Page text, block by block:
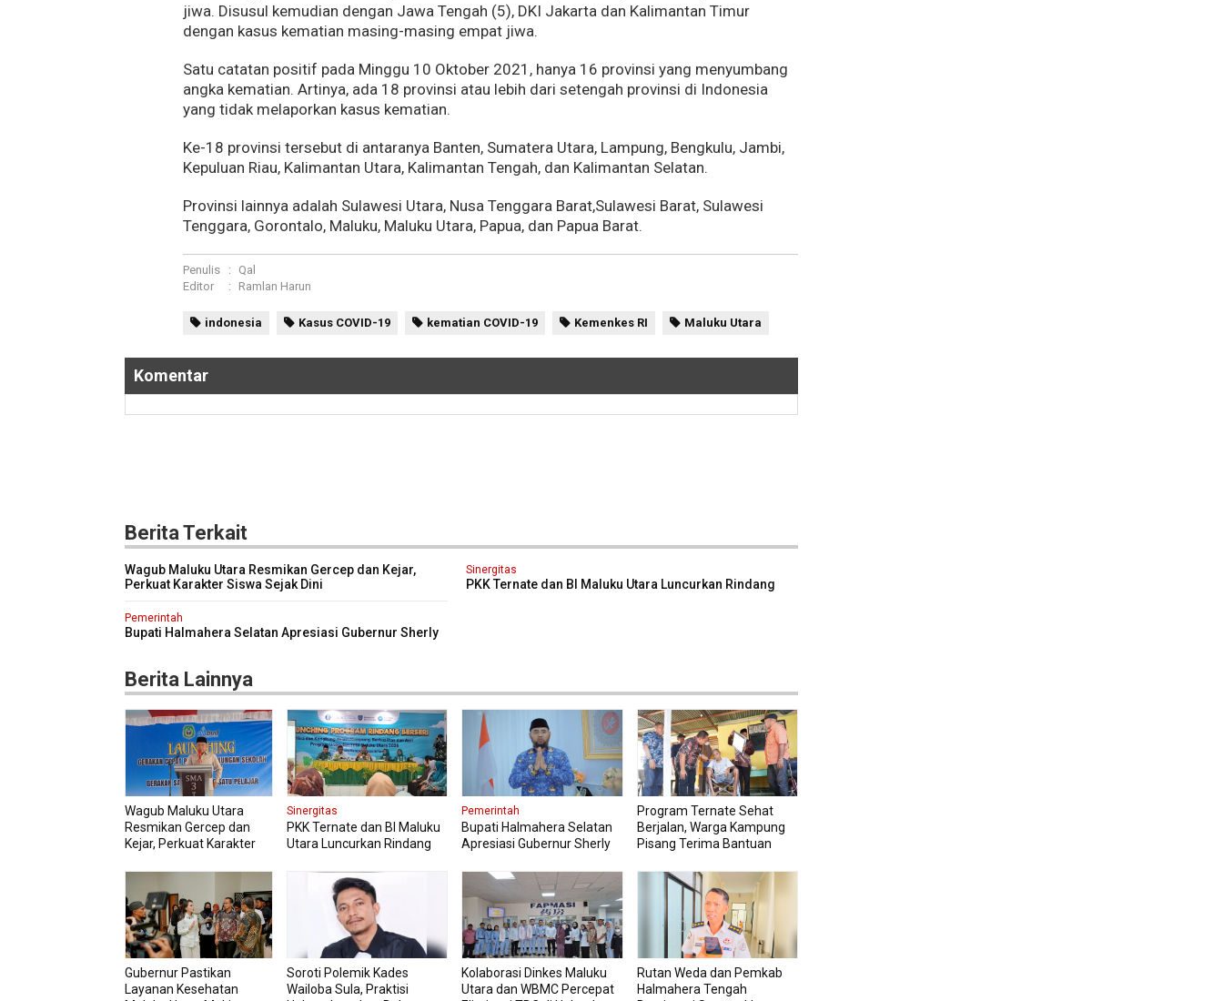
jiwa. Disusul kemudian dengan Jawa Tengah (5), DKI Jakarta dan Kalimantan Timur
dengan kasus kematian masing-masing empat jiwa.
Satu catatan positif pada Minggu 10 Oktober 2021, hanya 16 provinsi yang menyumbang
angka kematian. Artinya, ada 18 provinsi atau lebih dari setengah provinsi di Indonesia
yang tidak melaporkan kasus kematian.
Ke-18 provinsi tersebut di antaranya Banten, Sumatera Utara, Lampung, Bengkulu, Jambi,
Kepuluan Riau, Kalimantan Utara, Kalimantan Tengah, dan Kalimantan Selatan.
Provinsi lainnya adalah Sulawesi Utara, Nusa Tenggara Barat,Sulawesi Barat, Sulawesi
Tenggara, Gorontalo, Maluku, Maluku Utara, Papua, dan Papua Barat.
Penulis :
Qal
Editor
: Ramlan Harun
indonesia Kasus COVID-19 kematian COVID-19 Kemenkes RI Maluku Utara
Komentar
Berita Terkait
Wagub Maluku Utara Resmikan Gercep dan Kejar,
Perkuat Karakter Siswa Sejak Dini
Sinergitas
PKK Ternate dan BI Maluku Utara Luncurkan Rindang
Pemerintah
Bupati Halmahera Selatan Apresiasi Gubernur Sherly
Berita Lainnya
Wagub Maluku Utara
Resmikan Gercep dan
Kejar, Perkuat Karakter
Sinergitas
PKK Ternate dan BI Maluku
Utara Luncurkan Rindang
Pangan
Pemerintah
Bupati Halmahera Selatan
Apresiasi Gubernur Sherly
Pengadaan Barang dan
Jasa
Program Ternate Sehat
Berjalan, Warga Kampung
Pisang Terima Bantuan
Gubernur Pastikan
Layanan Kesehatan
Soroti Polemik Kades
Wailoba Sula, Praktisi
Kolaborasi Dinkes Maluku
Utara dan WBMC Percepat
Rutan Weda dan Pemkab
Halmahera Tengah